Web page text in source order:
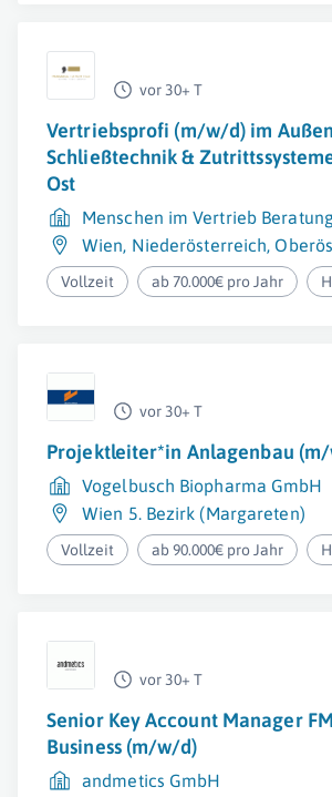
vor 30+ T
Vertriebsprofi (m/w/d) im
Schließtechnik &
Ost
Menschen im Vertrieb
Wien, Niederösterreich,
Vollzeit ab 70.000€ pro Jahr
vor 30+ T
Projektleiter*in Anlagenbau
Vogelbusch Biopharma GmbH
Wien 5. Bezirk (Margareten)
Vollzeit ab 90.000€ pro Jahr
vor 30+ T
Senior Key Account Manager
Business (m/w/d)
andmetics GmbH